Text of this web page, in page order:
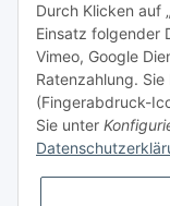
Montag bis Freitag
Ladengeschäft:
Werkstatt: 7.30 Uhr
Samstag
Durch Klicken auf
Einsatz folgender
Vimeo, Google
Ratenzahlung.
(Fingerabdruck-
Sie unter